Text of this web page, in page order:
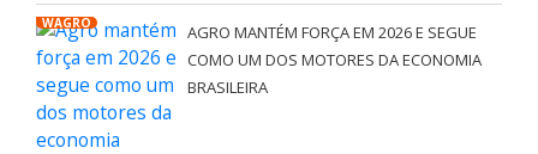
WAGRO
AGRO MANTÉM FORÇA EM 2026 E SEGUE
COMO UM DOS MOTORES DA ECONOMIA
BRASILEIRA